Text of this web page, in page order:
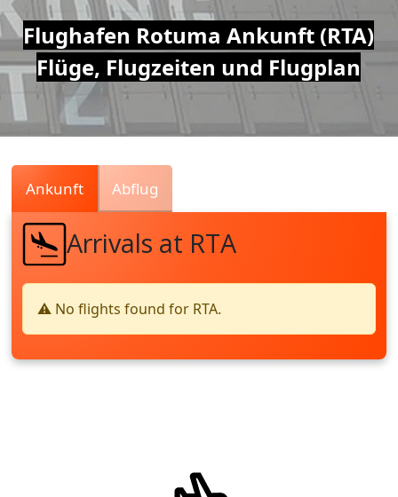
Air
Traffic
Live
Flughafen Rotuma Ankunft (RTA)
Flüge, Flugzeiten und Flugplan
Ankunft Abflug
Arrivals at RTA
⚠️ No flights found for RTA.